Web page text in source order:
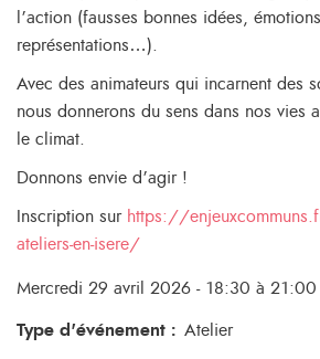
l’action (fausses bonnes idées,
représentations…).
Avec des animateurs qui incarnent des
nous donnerons du sens dans nos vies
le climat.
Donnons envie d’agir !
Inscription sur https://
ateliers-en-isere/
Mercredi 29 avril 2026 - 18:30 à 21:00
Type d'événement : Atelier